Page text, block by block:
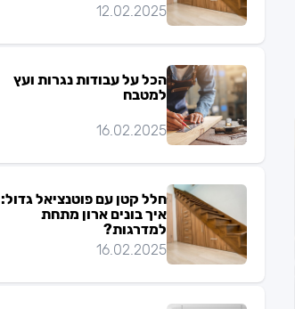
12.02.2025
הכל על עבודות נגרות ועץ
למטבח
16.02.2025
חלל קטן עם פוטנציאל גדול:
איך בונים ארון מתחת
למדרגות?
16.02.2025